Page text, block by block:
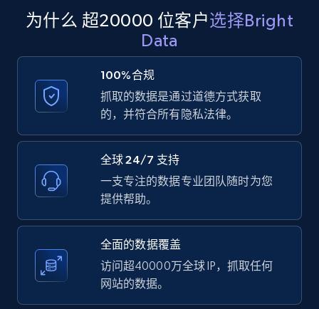
1.5K+
LinkedIn posts - Discover user's articles by
URL, ID, User id, Use url, Title, Headline, Post
text, Date posted, and more.
11.3K+ 1.5K+
LinkedIn posts - Discover posts by Profile
URL
为什么 超20000 位客户选择Bright
Data
100%合规
抓取的数据是通过道德方式获取
的，并符合所有隐私法律。
全球 24/7 支持
一支专注的数据专业团队随时为您
提供帮助。
全面的数据覆盖
访问超40000万全球 IP，抓取任何
网站的数据。